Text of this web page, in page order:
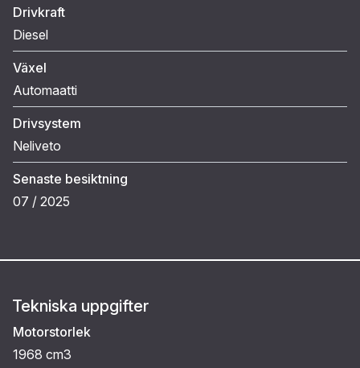
Drivkraft
Diesel
Växel
Automaatti
Drivsystem
Neliveto
Senaste besiktning
07 / 2025
Tekniska uppgifter
Motorstorlek
1968 cm3